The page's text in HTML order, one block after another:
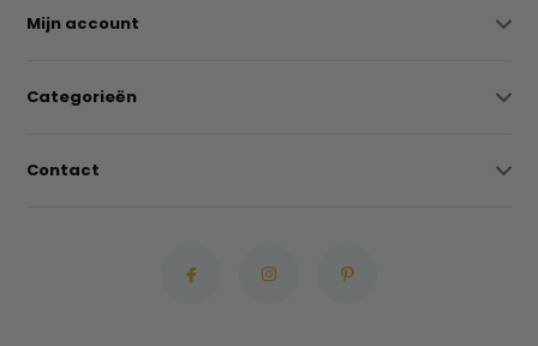
Mijn account
Categorieën
Contact